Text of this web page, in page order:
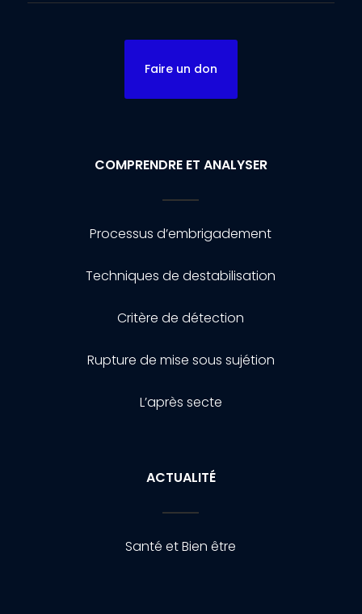
Faire un don
COMPRENDRE ET ANALYSER
Processus d’embrigadement
Techniques de destabilisation
Critère de détection
Rupture de mise sous sujétion
L’après secte
ACTUALITÉ
Santé et Bien être